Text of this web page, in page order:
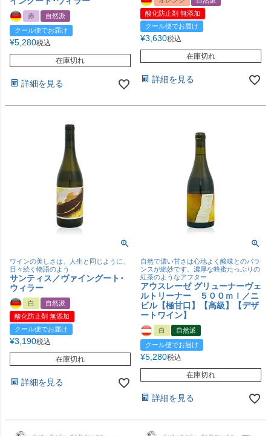
赤
自然派
クール便でお届け
¥5,280税込
在庫切れ
詳細を見る
酸化防止剤 無添加
クール便でお届け
¥3,630税込
在庫切れ
詳細を見る
ワインの美しさは、人生と同じように、
日々続く物語のよう
サンティス／ヴァイングート･
ウィラー
白
自然派
酸化防止剤 無添加
クール便でお届け
¥3,190税込
在庫切れ
詳細を見る
自然で濃い甘さは心地よく酸味とのバラ
ンスが絶妙です。濃厚な蜂蜜たっぷりの
紅茶のようなアフター
アウスレーゼ グリューナーヴェ
ルトリーナー ５００ｍｌ／ニ
ビル【極甘口】【高級】【デザ
ートワイン】
白
自然派
クール便でお届け
¥5,280税込
在庫切れ
詳細を見る